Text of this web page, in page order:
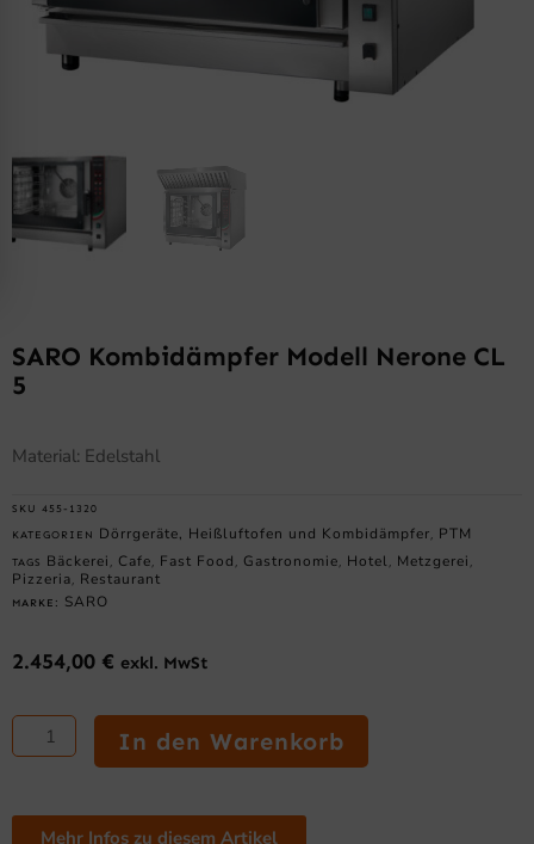
SARO Kombidämpfer Modell Nerone CL
5
Material: Edelstahl
SKU 455-1320
KATEGORIEN Dörrgeräte, Heißluftofen und Kombidämpfer PTM
TAGS Bäckerei Cafe Fast Food Gastronomie Hotel Metzgerei
Pizzeria Restaurant
MARKE: SARO
2.454,00 € exkl. MwSt
SARO
Kombidämpfer
Modell
CL
In den Warenkorb
Mehr Infos zu diesem Artikel